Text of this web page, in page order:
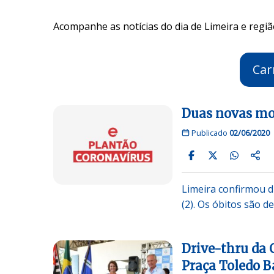
Acompanhe as notícias do dia de Limeira e
Duas novas
Publicado 02/06/2020
Limeira confirmou
(2). Os óbitos são
Drive-thru da
Praça Toledo